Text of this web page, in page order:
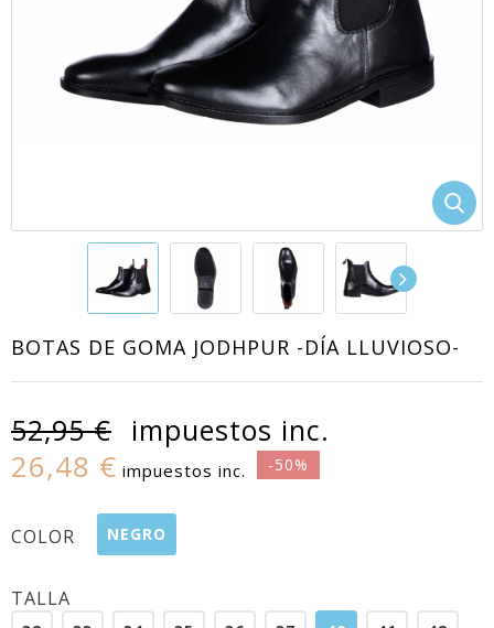
BOTAS DE GOMA JODHPUR -DÍA LLUVIOSO-
52,95 € impuestos inc.
26,48 € impuestos inc. -50%
COLOR NEGRO
TALLA